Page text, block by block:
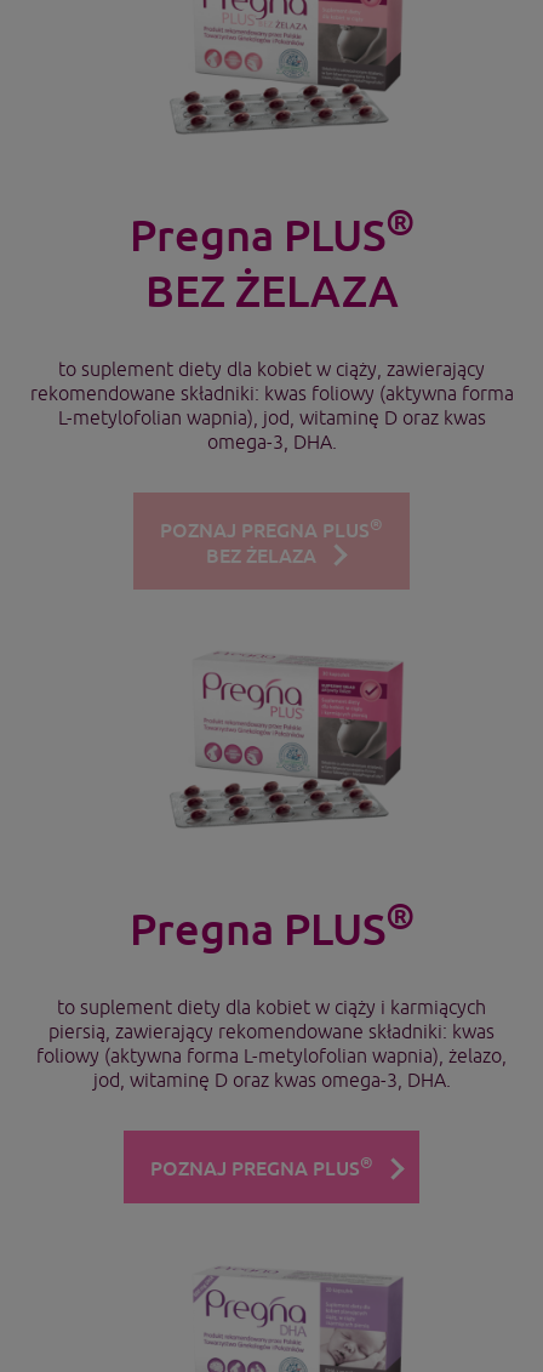
Pregna PLUS®
BEZ ŻELAZA
to suplement diety dla kobiet w ciąży, zawierający
rekomendowane składniki: kwas foliowy (aktywna forma
L-metylofolian wapnia), jod, witaminę D oraz kwas
omega-3, DHA.
POZNAJ PREGNA PLUS®
BEZ ŻELAZA
Pregna PLUS®
to suplement diety dla kobiet w ciąży i karmiących
piersią, zawierający rekomendowane składniki: kwas
foliowy (aktywna forma L-metylofolian wapnia), żelazo,
jod, witaminę D oraz kwas omega-3, DHA.
POZNAJ PREGNA PLUS®